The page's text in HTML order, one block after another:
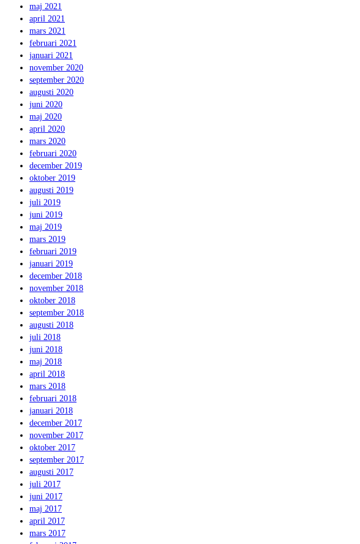
maj 2021
april 2021
mars 2021
februari 2021
januari 2021
november 2020
september 2020
augusti 2020
juni 2020
maj 2020
april 2020
mars 2020
februari 2020
december 2019
oktober 2019
augusti 2019
juli 2019
juni 2019
maj 2019
mars 2019
februari 2019
januari 2019
december 2018
november 2018
oktober 2018
september 2018
augusti 2018
juli 2018
juni 2018
maj 2018
april 2018
mars 2018
februari 2018
januari 2018
december 2017
november 2017
oktober 2017
september 2017
augusti 2017
juli 2017
juni 2017
maj 2017
april 2017
mars 2017